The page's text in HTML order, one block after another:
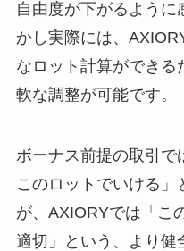
自由度が下がるように
かし実際には、
なロット計算ができる
軟な調整が可能です。
ボーナス前提の取引で
このロットでいける
が、AXIORYでは「こ
適切」という、より健